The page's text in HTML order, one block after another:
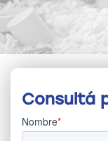
Consultá